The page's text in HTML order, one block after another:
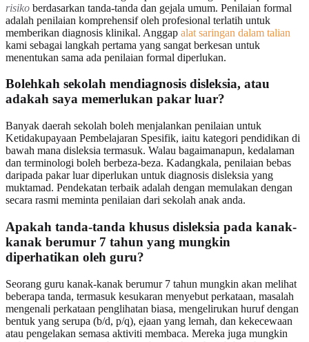
risiko berdasarkan tanda-tanda dan gejala umum. Penilaian formal
adalah penilaian komprehensif oleh profesional terlatih untuk
memberikan diagnosis klinikal. Anggap alat saringan dalam talian
kami sebagai langkah pertama yang sangat berkesan untuk
menentukan sama ada penilaian formal diperlukan.
Bolehkah sekolah mendiagnosis disleksia, atau
adakah saya memerlukan pakar luar?
Banyak daerah sekolah boleh menjalankan penilaian untuk
Ketidakupayaan Pembelajaran Spesifik, iaitu kategori pendidikan di
bawah mana disleksia termasuk. Walau bagaimanapun, kedalaman
dan terminologi boleh berbeza-beza. Kadangkala, penilaian bebas
daripada pakar luar diperlukan untuk diagnosis disleksia yang
muktamad. Pendekatan terbaik adalah dengan memulakan dengan
secara rasmi meminta penilaian dari sekolah anak anda.
Apakah tanda-tanda khusus disleksia pada kanak-
kanak berumur 7 tahun yang mungkin
diperhatikan oleh guru?
Seorang guru kanak-kanak berumur 7 tahun mungkin akan melihat
beberapa tanda, termasuk kesukaran menyebut perkataan, masalah
mengenali perkataan penglihatan biasa, mengelirukan huruf dengan
bentuk yang serupa (b/d, p/q), ejaan yang lemah, dan kekecewaan
atau pengelakan semasa aktiviti membaca. Mereka juga mungkin